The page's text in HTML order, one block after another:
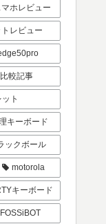
マホレビュー
レビュー
比較記事
ト
キーボード
ックボール
motorola
キーボード
FOSSiBOT